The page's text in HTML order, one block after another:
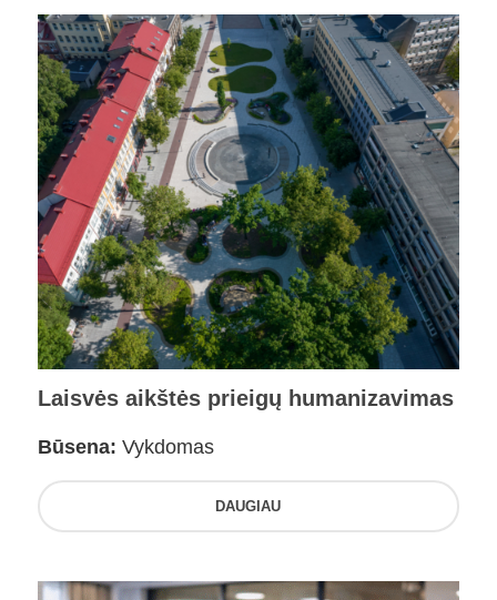
Laisvės aikštės prieigų humanizavimas
Būsena: Vykdomas
DAUGIAU